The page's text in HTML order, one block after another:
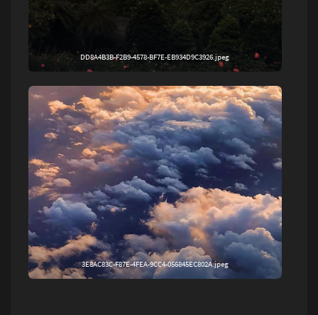
DD8A4B3B-F2B9-4578-BF7E-EB934D9C3926.jpeg
3E8AC83C-F87E-4FEA-9CC4-056845EC802A.jpeg